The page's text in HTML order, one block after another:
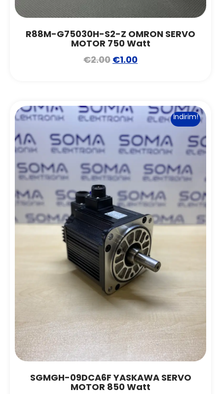
R88M-G75030H-S2-Z OMRON SERVO
MOTOR 750 Watt
€2.00 €1.00
İndirim!
SGMGH-09DCA6F YASKAWA SERVO
MOTOR 850 Watt